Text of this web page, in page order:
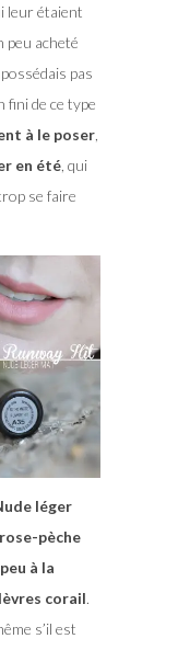
leur étaient
peu acheté
pas
fini de ce type
à le poser,
en été, qui
se faire
léger
pèche
à la
corail.
s’il est